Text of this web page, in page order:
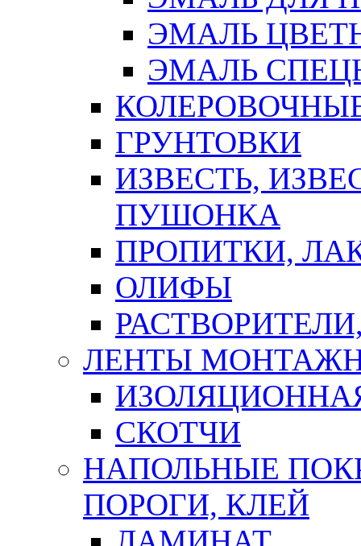
ЭМАЛЬ
ЭМАЛЬ
ГРУНТОВКИ
ИЗВЕСТЬ,
ПУШОНКА
ПРОПИТКИ,
ОЛИФЫ
ЛЕНТЫ
СКОТЧИ
НАПОЛЬНЫЕ
ПОРОГИ, КЛЕЙ